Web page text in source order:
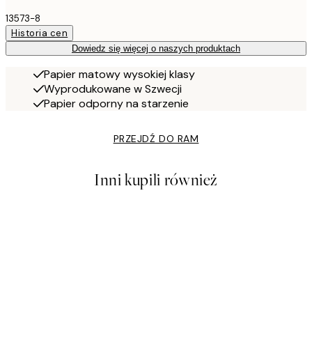
13573-8
Historia cen
Dowiedz się więcej o naszych produktach
Papier matowy wysokiej klasy
Wyprodukowane w Szwecji
Papier odporny na starzenie
PRZEJDŹ DO RAM
Inni kupili również